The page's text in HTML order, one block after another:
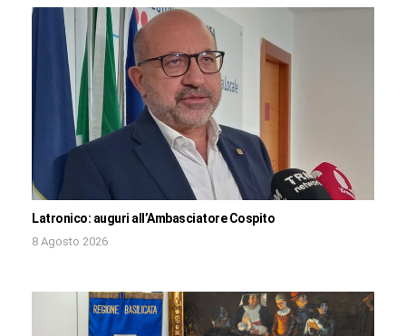
Latronico: auguri all’Ambasciatore Cospito
8 Agosto 2026